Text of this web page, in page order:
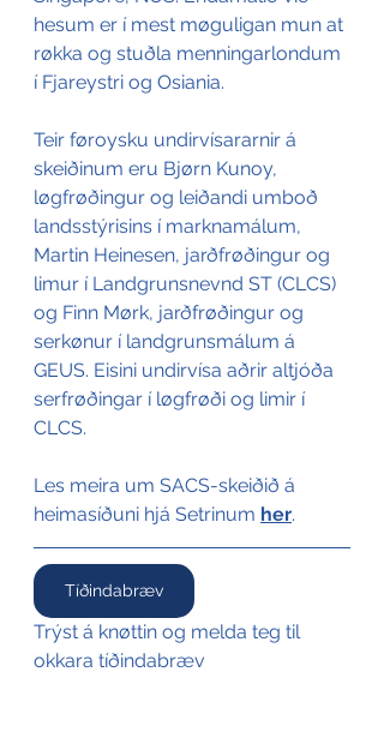
hesum er í mest møguligan mun at
røkka og stuðla menningarlondum
í Fjareystri og Osiania.
Teir føroysku undirvísararnir á
skeiðinum eru Bjørn Kunoy,
løgfrøðingur og leiðandi umboð
landsstýrisins í marknamálum,
Martin Heinesen, jarðfrøðingur og
limur í Landgrunsnevnd ST (CLCS)
og Finn Mørk, jarðfrøðingur og
serkønur í landgrunsmálum á
GEUS. Eisini undirvísa aðrir altjóða
serfrøðingar í løgfrøði og limir í
CLCS.
Les meira um SACS-skeiðið á
heimasíðuni hjá Setrinum her.
Tíðindabræv
Trýst á knøttin og melda teg til
okkara tíðindabræv